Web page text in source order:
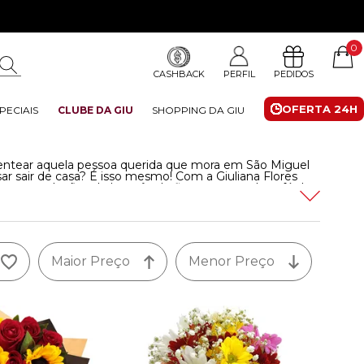
CASHBACK PERFIL PEDIDOS
0
OFERTA 24H
CLUBE DA GIU SHOPPING DA GIU
aquela pessoa querida que mora em São Miguel
sair de casa? É isso mesmo! Com a Giuliana Flores
coleções de buquês de flores, cestas de café da
floricultura em São Miguel do Oeste entrega em até
Menor Preço
Maior Preço